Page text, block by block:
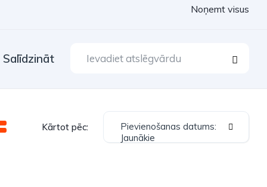
Noņemt visus
Salīdzināt
Kārtot pēc:
Pievienošanas datums:
Jaunākie